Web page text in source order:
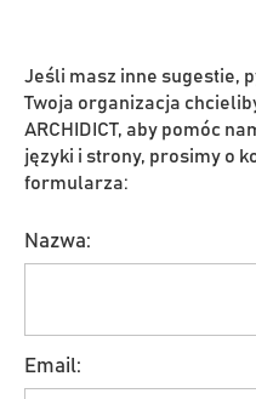
Jeśli masz inne sugestie,
Twoja organizacja
ARCHIDICT, aby pomóc
języki i strony, prosimy o
formularza:
Nazwa:
Email: